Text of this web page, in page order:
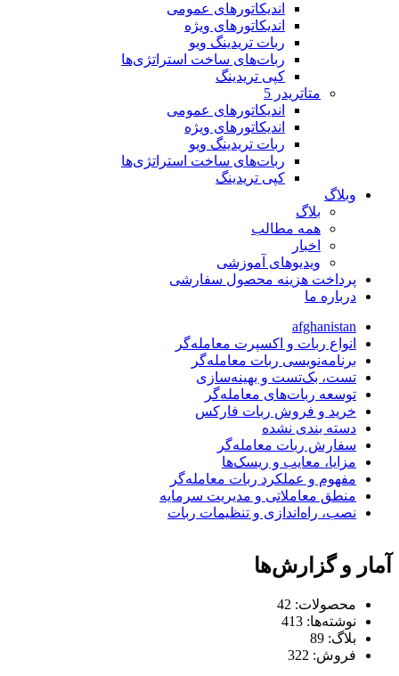
اندیکاتورهای عمومی
اندیکاتورهای ویژه
ربات تریدینگ ویو
ربات‌های ساخت استراتژی‌ها
کپی تریدینگ
متاتريدر 5
اندیکاتورهای عمومی
اندیکاتورهای ویژه
ربات تریدینگ ویو
ربات‌های ساخت استراتژی‌ها
کپی تریدینگ
وبلاگ
بلاگ
همه مطالب
اخبار
ویدیوهای آموزشی
پرداخت هزینه محصول سفارشی
درباره ما
afghanistan
انواع ربات و اکسپرت معامله‌گر
برنامه‌نویسی ربات معامله‌گر
تست، بک‌تست و بهینه‌سازی
توسعه ربات‌های معامله‌گر
خرید و فروش ربات فارکس
دسته بندی نشده
سفارش ربات معامله‌گر
مزایا، معایب و ریسک‌ها
مفهوم و عملکرد ربات معامله‌گر
منطق معاملاتی و مدیریت سرمایه
نصب، راه‌اندازی و تنظیمات ربات
آمار و گزارش‌ها
محصولات: 42
نوشته‌ها: 413
بلاگ: 89
فروش: 322